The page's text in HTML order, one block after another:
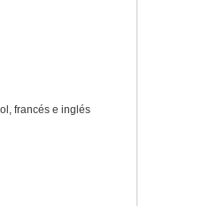
francés e inglés